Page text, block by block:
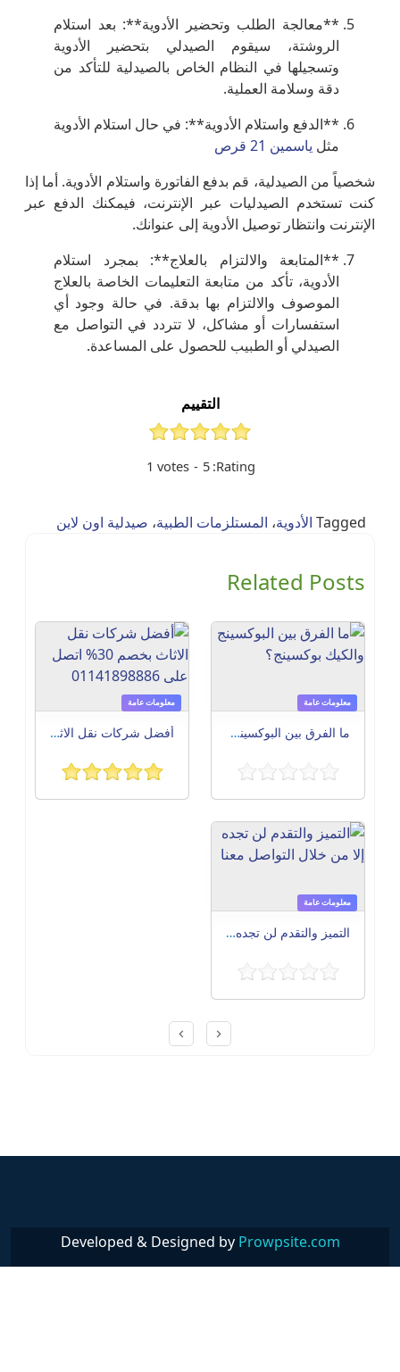
**معالجة الطلب وتحضير الأدوية**: بعد استلام
الروشتة، سيقوم الصيدلي بتحضير الأدوية
وتسجيلها في النظام الخاص بالصيدلية للتأكد من
دقة وسلامة العملية.
**الدفع واستلام الأدوية**: في حال استلام الأدوية
مثل ياسمين 21 قرص
شخصياً من الصيدلية، قم بدفع الفاتورة واستلام الأدوية. أما إذا
كنت تستخدم الصيدليات عبر الإنترنت، فيمكنك الدفع عبر
الإنترنت وانتظار توصيل الأدوية إلى عنوانك.
**المتابعة والالتزام بالعلاج**: بمجرد استلام
الأدوية، تأكد من متابعة التعليمات الخاصة بالعلاج
الموصوف والالتزام بها بدقة. في حالة وجود أي
استفسارات أو مشاكل، لا تتردد في التواصل مع
الصيدلي أو الطبيب للحصول على المساعدة.
التقييم
Rating:
5
-
1votes
Tagged الأدوية، المستلزمات الطبية، صيدلية اون لاين
Related Posts
معلومات عامة
ما الفرق بين البوكسينج والكيك بوكسينج؟
معلومات عامة
أفضل شركات نقل الاثاث بخصم 30% اتصل على 01141898886
معلومات عامة
التميز والتقدم لن تجده إلا من خلال التواصل معنا
Developed & Designed by Prowpsite.com